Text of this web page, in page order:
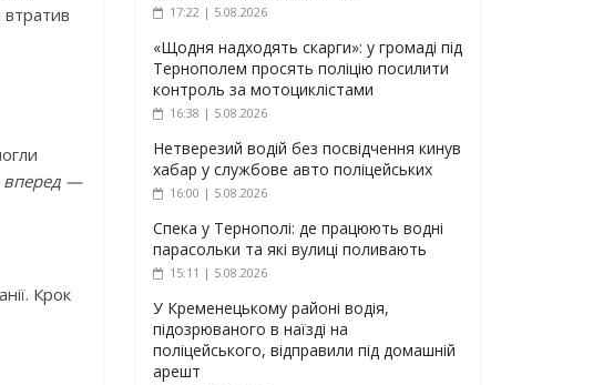
вперед —
Крок
17:22 | 5.08.2026
«Щодня надходять скарги»: у громаді під
Тернополем просять поліцію посилити
контроль за мотоциклістами
16:38 | 5.08.2026
Нетверезий водій без посвідчення кинув
хабар у службове авто поліцейських
16:00 | 5.08.2026
Спека у Тернополі: де працюють водні
парасольки та які вулиці поливають
15:11 | 5.08.2026
У Кременецькому районі водія,
підозрюваного в наїзді на
поліцейського, відправили під домашній
арешт